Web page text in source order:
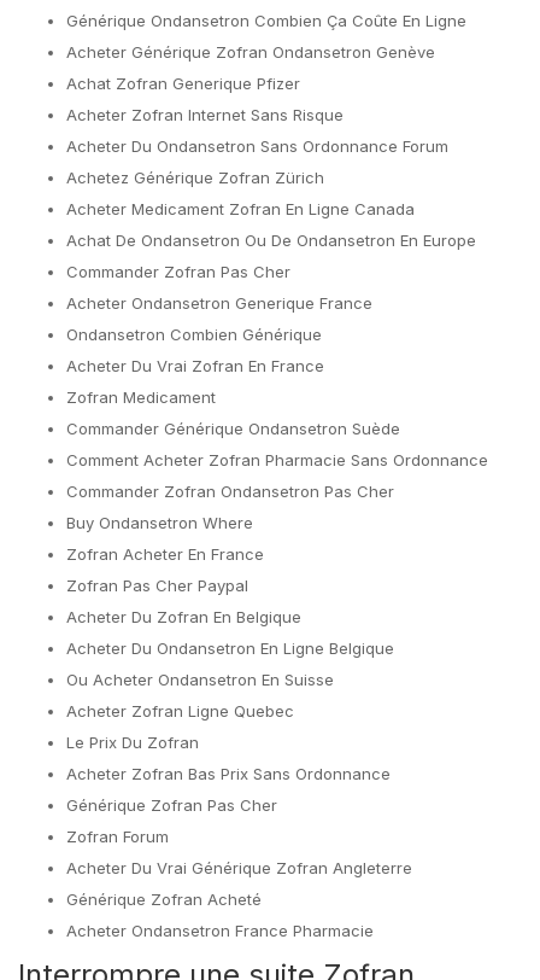
Générique Ondansetron Combien Ça Coûte En Ligne
Acheter Générique Zofran Ondansetron Genève
Achat Zofran Generique Pfizer
Acheter Zofran Internet Sans Risque
Acheter Du Ondansetron Sans Ordonnance Forum
Achetez Générique Zofran Zürich
Acheter Medicament Zofran En Ligne Canada
Achat De Ondansetron Ou De Ondansetron En Europe
Commander Zofran Pas Cher
Acheter Ondansetron Generique France
Ondansetron Combien Générique
Acheter Du Vrai Zofran En France
Zofran Medicament
Commander Générique Ondansetron Suède
Comment Acheter Zofran Pharmacie Sans Ordonnance
Commander Zofran Ondansetron Pas Cher
Buy Ondansetron Where
Zofran Acheter En France
Zofran Pas Cher Paypal
Acheter Du Zofran En Belgique
Acheter Du Ondansetron En Ligne Belgique
Ou Acheter Ondansetron En Suisse
Acheter Zofran Ligne Quebec
Le Prix Du Zofran
Acheter Zofran Bas Prix Sans Ordonnance
Générique Zofran Pas Cher
Zofran Forum
Acheter Du Vrai Générique Zofran Angleterre
Générique Zofran Acheté
Acheter Ondansetron France Pharmacie